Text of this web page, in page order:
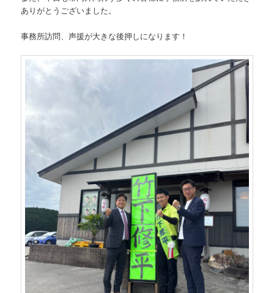
ありがとうございました。
事務所訪問、声援が大きな後押しになります！